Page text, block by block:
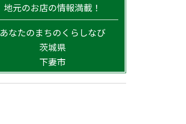
地元のお店の情報満載！
あなたのまちのくらしなび
茨城県
下妻市